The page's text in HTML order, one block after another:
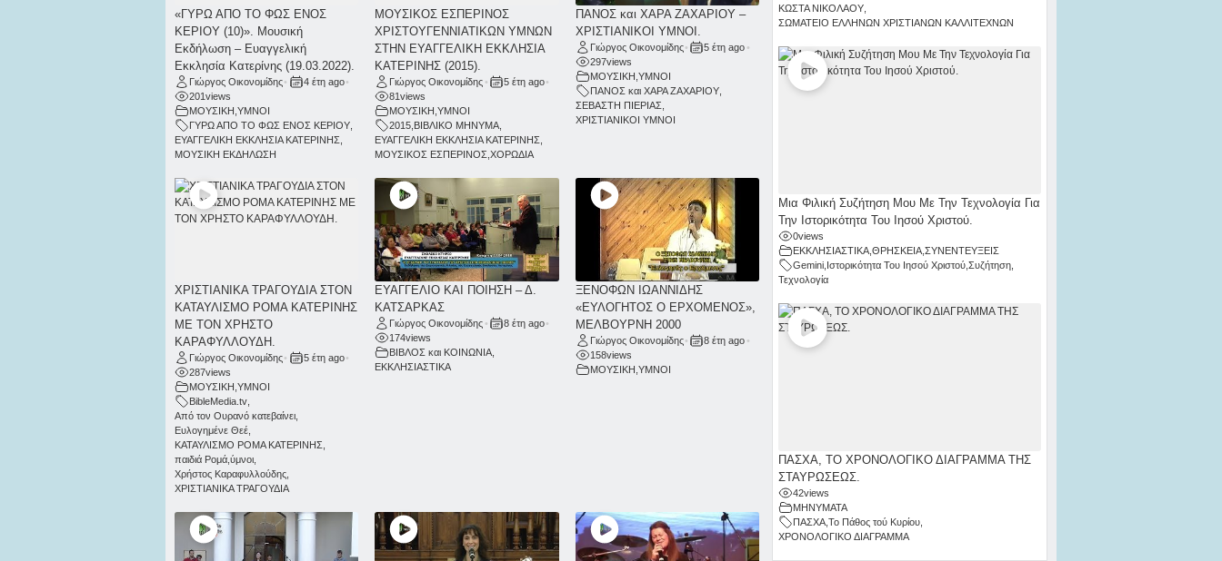
«ΓΥΡΩ ΑΠΟ ΤΟ ΦΩΣ ΕΝΟΣ
ΚΕΡΙΟΥ (10)». Μουσική
Εκδήλωση – Ευαγγελική
Εκκλησία Κατερίνης (19.03.2022).
Γιώργος Οικονομίδης• 4 έτη ago•
201 views
ΜΟΥΣΙΚΗ ΥΜΝΟΙ
ΓΥΡΩ ΑΠΟ ΤΟ ΦΩΣ ΕΝΟΣ ΚΕΡΙΟΥ
ΕΥΑΓΓΕΛΙΚΗ ΕΚΚΛΗΣΙΑ ΚΑΤΕΡΙΝΗΣ
ΜΟΥΣΙΚΗ ΕΚΔΗΛΩΣΗ
ΜΟΥΣΙΚΟΣ ΕΣΠΕΡΙΝΟΣ
ΧΡΙΣΤΟΥΓΕΝΝΙΑΤΙΚΩΝ ΥΜΝΩΝ
ΣΤΗΝ ΕΥΑΓΓΕΛΙΚΗ ΕΚΚΛΗΣΙΑ
ΚΑΤΕΡΙΝΗΣ (2015).
Γιώργος Οικονομίδης • 5 έτη ago•
81views
ΜΟΥΣΙΚΗ ,ΥΜΝΟΙ
2015 ΒΙΒΛΙΚΟ ΜΗΝΥΜΑ
ΕΥΑΓΓΕΛΙΚΗ ΕΚΚΛΗΣΙΑ ΚΑΤΕΡΙΝΗΣ
ΜΟΥΣΙΚΟΣ ΕΣΠΕΡΙΝΟΣ ,ΧΟΡΩΔΙΑ
ΠΑΝΟΣ και ΧΑΡΑ ΖΑΧΑΡΙΟΥ –
ΧΡΙΣΤΙΑΝΙΚΟΙ ΥΜΝΟΙ.
Γιώργος Οικονομίδης• 5 έτη ago •
297views
ΜΟΥΣΙΚΗ ΥΜΝΟΙ
ΠΑΝΟΣ και ΧΑΡΑ ΖΑΧΑΡΙΟΥ,
ΣΕΒΑΣΤΗ ΠΙΕΡΙΑΣ
ΧΡΙΣΤΙΑΝΙΚΟΙ ΥΜΝΟΙ
ΧΡΙΣΤΙΑΝΙΚΑ ΤΡΑΓΟΥΔΙΑ ΣΤΟΝ
ΚΑΤΑΥΛΙΣΜΟ ΡΟΜΑ ΚΑΤΕΡΙΝΗΣ
ΜΕ ΤΟΝ ΧΡΗΣΤΟ
ΚΑΡΑΦΥΛΛΟΥΔΗ.
Γιώργος Οικονομίδης• 5 έτη ago•
287views
ΜΟΥΣΙΚΗ ΥΜΝΟΙ
BibleMedia.tv
Από τον Ουρανό κατεβαίνει
Ευλογημένε Θεέ
ΚΑΤΑΥΛΙΣΜΟ ΡΟΜΑ ΚΑΤΕΡΙΝΗΣ
παιδιά Ρομά ύμνοι
Χρήστος Καραφυλλούδης
ΧΡΙΣΤΙΑΝΙΚΑ ΤΡΑΓΟΥΔΙΑ
ΕΥΑΓΓΕΛΙΟ ΚΑΙ ΠΟΙΗΣΗ – Δ.
ΚΑΤΣΑΡΚΑΣ
Γιώργος Οικονομίδης • 8 έτη ago•
174views
ΒΙΒΛΟΣ και ΚΟΙΝΩΝΙΑ
ΕΚΚΛΗΣΙΑΣΤΙΚΑ
ΞΕΝΟΦΩΝ ΙΩΑΝΝΙΔΗΣ
«ΕΥΛΟΓΗΤΟΣ Ο ΕΡΧΟΜΕΝΟΣ»,
ΜΕΛΒΟΥΡΝΗ 2000
Γιώργος Οικονομίδης• 8 έτη ago •
158views
ΜΟΥΣΙΚΗ ΥΜΝΟΙ
ΚΩΣΤΑ ΝΙΚΟΛΑΟΥ,
ΣΩΜΑΤΕΙΟ ΕΛΛΗΝΩΝ ΧΡΙΣΤΙΑΝΩΝ ΚΑΛΛΙΤΕΧΝΩΝ
Μια Φιλική Συζήτηση Μου Με Την Τεχνολογία Για
Την Ιστορικότητα Του Ιησού Χριστού.
0views
ΕΚΚΛΗΣΙΑΣΤΙΚΑ, ΘΡΗΣΚΕΙΑ, ΣΥΝΕΝΤΕΥΞΕΙΣ
Gemini, Ιστορικότητα Του Ιησού Χριστού, Συζήτηση,
Τεχνολογία
ΠΑΣΧΑ, ΤΟ ΧΡΟΝΟΛΟΓΙΚΟ ΔΙΑΓΡΑΜΜΑ ΤΗΣ
ΣΤΑΥΡΩΣΕΩΣ.
42views
ΜΗΝΥΜΑΤΑ
ΠΑΣΧΑ, Το Πάθος τού Κυρίου,
ΧΡΟΝΟΛΟΓΙΚΟ ΔΙΑΓΡΑΜΜΑ